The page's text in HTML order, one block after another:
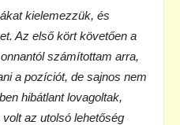
kielemezzük, és
Az első kört követően a
számítottam arra,
a pozíciót, de sajnos nem
hibátlant lovagoltak,
az utolsó lehetőség